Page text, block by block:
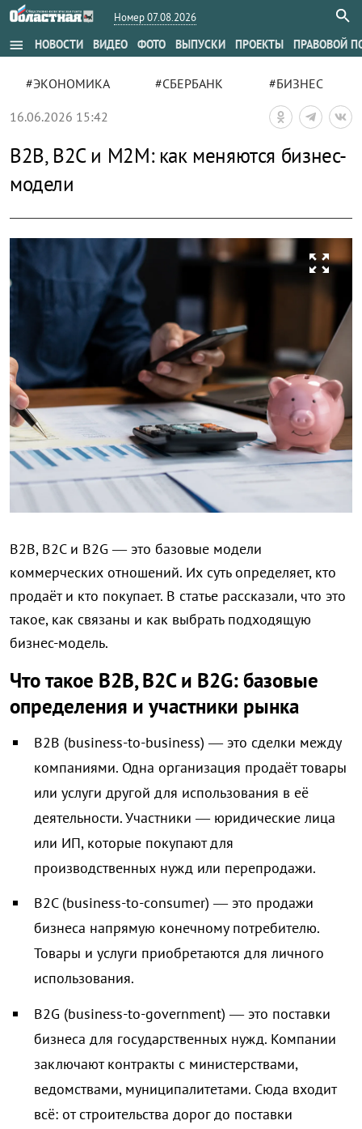
Номер 07.08.2026
menu НОВОСТИ ВИДЕО ФОТО ВЫПУСКИ ПРОЕКТЫ ПРАВОВОЙ
#ЭКОНОМИКА #СБЕРБАНК #БИЗНЕС
16.06.2026 15:42
B2B, B2C и M2M: как меняются бизнес-
модели
zoom_out_map
B2B, B2C и B2G — это базовые модели
коммерческих отношений. Их суть определяет, кто
продаёт и кто покупает. В статье рассказали, что это
такое, как связаны и как выбрать подходящую
бизнес-модель.
Что такое B2B, B2C и B2G: базовые
определения и участники рынка
B2B (business-to-business) — это сделки между
компаниями. Одна организация продаёт товары
или услуги другой для использования в её
деятельности. Участники — юридические лица
или ИП, которые покупают для
производственных нужд или перепродажи.
B2C (business-to-consumer) — это продажи
бизнеса напрямую конечному потребителю.
Товары и услуги приобретаются для личного
использования.
B2G (business-to-government) — это поставки
бизнеса для государственных нужд. Компании
заключают контракты с министерствами,
ведомствами, муниципалитетами. Сюда входит
всё: от строительства дорог до поставки